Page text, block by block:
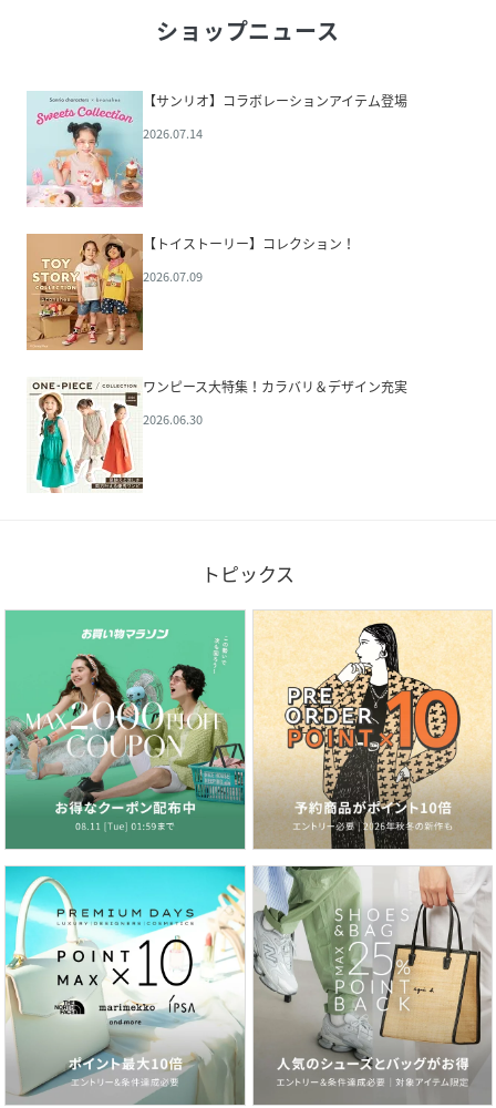
ショップニュース
【サンリオ】コラボレーションアイテム登場
2026.07.14
【トイストーリー】コレクション！
2026.07.09
ワンピース大特集！カラバリ＆デザイン充実
2026.06.30
トピックス